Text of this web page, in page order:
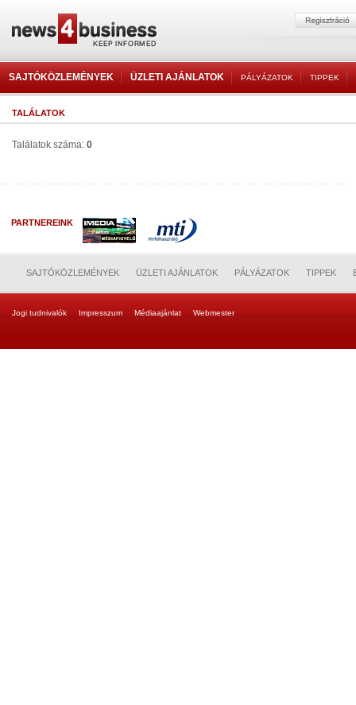
SAJTÓKÖZLEMÉNYEK ÜZLETI AJÁNLATOK PÁLYÁZATOK TIPPEK
TALÁLATOK
Találatok száma: 0
PARTNEREINK
SAJTÓKÖZLEMÉNYEK ÜZLETI AJÁNLATOK PÁLYÁZATOK TIPPEK
Jogi tudnivalók Impresszum Médiaajánlat Webmester